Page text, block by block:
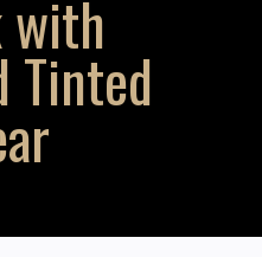
with
Tinted